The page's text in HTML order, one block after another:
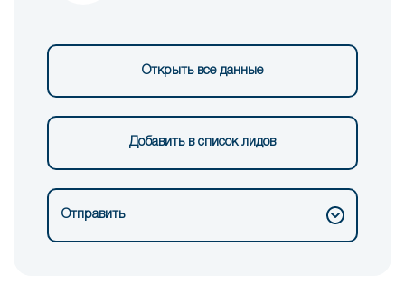
Открыть все данные
Добавить в список лидов
Отправить